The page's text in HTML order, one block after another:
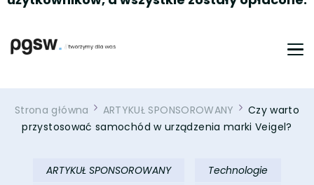
Strona główna ARTYKUŁ SPONSOROWANY
Czy warto
przystosować samochód w urządzenia marki Veigel?
ARTYKUŁ SPONSOROWANY Technologie